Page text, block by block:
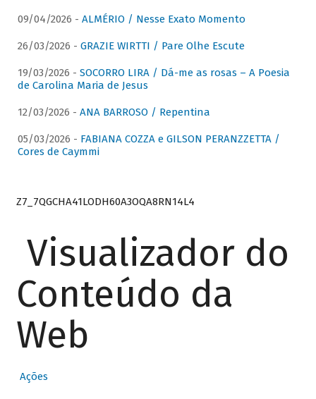
09/04/2026 - ALMÉRIO / Nesse Exato Momento
26/03/2026 - GRAZIE WIRTTI / Pare Olhe Escute
19/03/2026 - SOCORRO LIRA / Dá-me as rosas – A Poesia
de Carolina Maria de Jesus
12/03/2026 - ANA BARROSO / Repentina
05/03/2026 - FABIANA COZZA e GILSON PERANZZETTA /
Cores de Caymmi
Z7_7QGCHA41LODH60A3OQA8RN14L4
Visualizador do
Conteúdo da
Web
Ações